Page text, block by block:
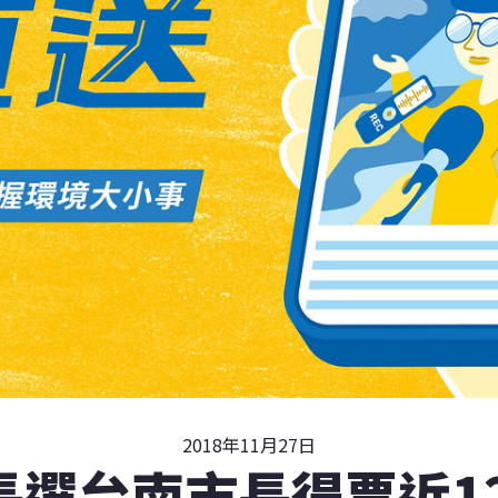
2018年11月27日